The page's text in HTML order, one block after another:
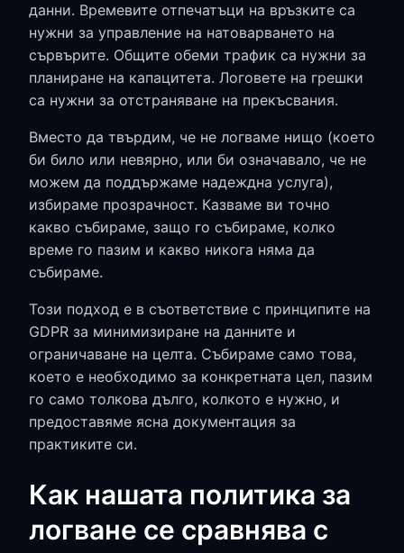
данни. Времевите отпечатъци на връзките са
нужни за управление на натоварването на
сървърите. Общите обеми трафик са нужни за
планиране на капацитета. Логовете на грешки
са нужни за отстраняване на прекъсвания.
Вместо да твърдим, че не логваме нищо (което
би било или невярно, или би означавало, че не
можем да поддържаме надеждна услуга),
избираме прозрачност. Казваме ви точно
какво събираме, защо го събираме, колко
време го пазим и какво никога няма да
събираме.
Този подход е в съответствие с принципите на
GDPR за минимизиране на данните и
ограничаване на целта. Събираме само това,
което е необходимо за конкретната цел, пазим
го само толкова дълго, колкото е нужно, и
предоставяме ясна документация за
практиките си.
Как нашата политика за
логване се сравнява с